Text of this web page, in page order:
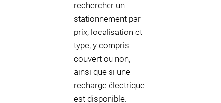
rechercher un
stationnement par
prix, localisation et
type, y compris
couvert ou non,
ainsi que si une
recharge électrique
est disponible.